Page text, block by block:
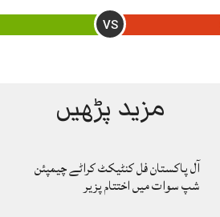
VS
مزید پڑھیں
آل پاکستان فل کنٹیکٹ کراٹے چیمپئن
شپ سوات میں اختتام پزیر